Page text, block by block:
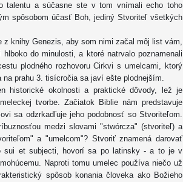
talentu a súčasne ste v tom vnímali echo toho
spôsobom účasť Boh, jediný Stvoriteľ všetkých
z knihy Genezis, aby som nimi začal môj list vám,
do minulosti, a ktoré natrvalo poznamenali
plodného rozhovoru Cirkvi s umelcami, ktorý
prahu 3. tisícročia sa javí ešte plodnejším.
historické okolnosti a praktické dôvody, lež je
tvorbe. Začiatok Biblie nám predstavuje
sa odzrkadľuje jeho podobnosť so Stvoriteľom.
medzi slovami "stwórcza" (stvoriteľ) a
a "umelcom"? Stvoriť znamená darovať
sui et subjecti, hovorí sa po latinsky - a to je v
Naproti tomu umelec používa niečo už
spôsob konania človeka ako Božieho